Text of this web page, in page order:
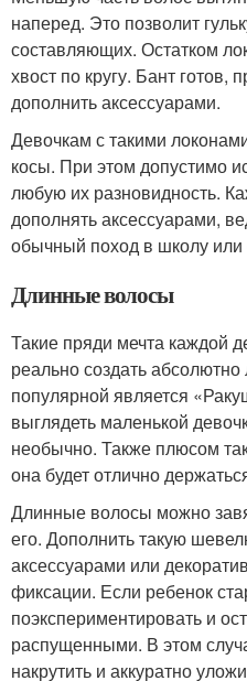
наперед. Это позволит
составляющих. Остатком
хвост по кругу. Бант
дополнить аксессуарами.
Девочкам с такими
косы. При этом допустимо
любую их разновидность.
дополнять аксессуарами,
обычный поход в школу или
Длинные волосы
Такие пряди мечта каждой
реально создать
популярной является
выглядеть маленькой
необычно. Также плюсом
она будет отлично
Длинные волосы можно
его. Дополнить такую
аксессуарами или
фиксации. Если ребенок
поэкспериментировать и
распущенными. В этом
накрутить и аккуратно